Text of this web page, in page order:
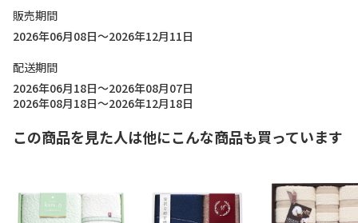
販売期間
2026年06月08日～2026年12月11日
配送期間
2026年06月18日～2026年08月07日
2026年08月18日～2026年12月18日
この商品を見た人は他にこんな商品も買っています